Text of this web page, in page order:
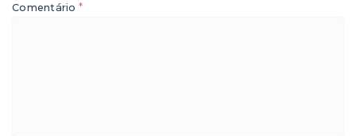
Comentário *